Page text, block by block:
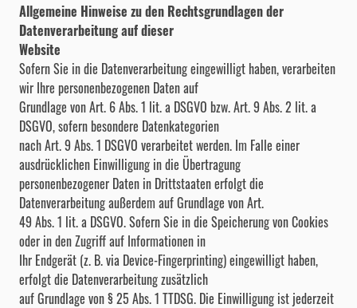
Allgemeine Hinweise zu den Rechtsgrundlagen der
Datenverarbeitung auf dieser
Website
Sofern Sie in die Datenverarbeitung eingewilligt haben, verarbeiten
wir Ihre personenbezogenen Daten auf
Grundlage von Art. 6 Abs. 1 lit. a DSGVO bzw. Art. 9 Abs. 2 lit. a
DSGVO, sofern besondere Datenkategorien
nach Art. 9 Abs. 1 DSGVO verarbeitet werden. Im Falle einer
ausdrücklichen Einwilligung in die Übertragung
personenbezogener Daten in Drittstaaten erfolgt die
Datenverarbeitung außerdem auf Grundlage von Art.
49 Abs. 1 lit. a DSGVO. Sofern Sie in die Speicherung von Cookies
oder in den Zugriff auf Informationen in
Ihr Endgerät (z. B. via Device-Fingerprinting) eingewilligt haben,
erfolgt die Datenverarbeitung zusätzlich
auf Grundlage von § 25 Abs. 1 TTDSG. Die Einwilligung ist jederzeit